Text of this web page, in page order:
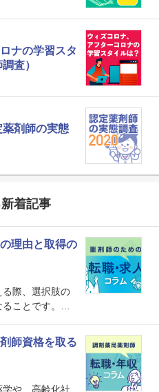
ナの学習スタ
査）
剤師の実態
着記事
理由と取得の
際、選択肢の
ことです。し
しれません。
ない」といわ
年収・キャリ
師資格を取る
や、高齢化社